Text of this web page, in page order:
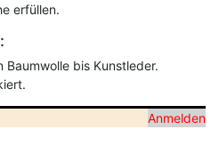
erfüllen.
bis Kunstleder.
Anmelden